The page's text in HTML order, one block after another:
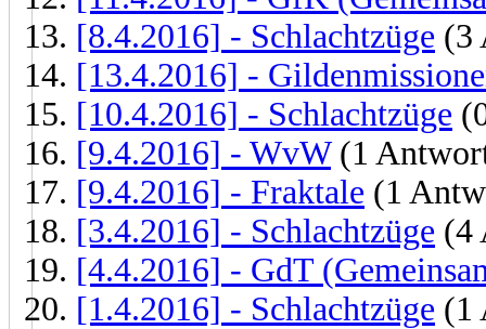
[8.4.2016] - Schlachtzüge (3
[13.4.2016] -
[10.4.2016] - Schlachtzüge
[9.4.2016] - WvW(1
[9.4.2016] - Fraktale (1
[3.4.2016] - Schlachtzüge (4
[4.4.2016] - GdT
[1.4.2016] - Schlachtzüge (1